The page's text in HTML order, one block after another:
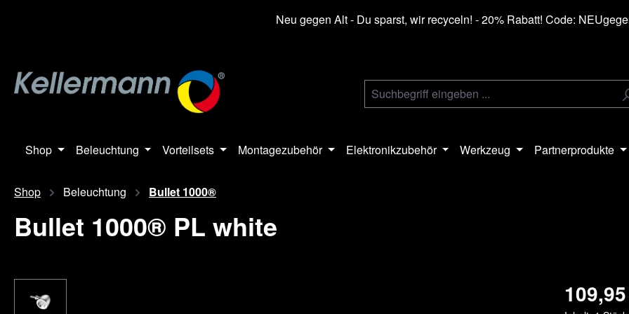
Neu gegen Alt - Du sparst, wir recyceln! - 20% Rabatt! Code:
Shop Beleuchtung Vorteilsets Montagezubehör Elektronikzubehör Werkzeug Partnerprodukte
Shop Beleuchtung Bullet 1000®
Bullet 1000® PL white